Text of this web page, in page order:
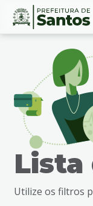
Ir
busca
Conteúdo
Lista
Utilize os filtros